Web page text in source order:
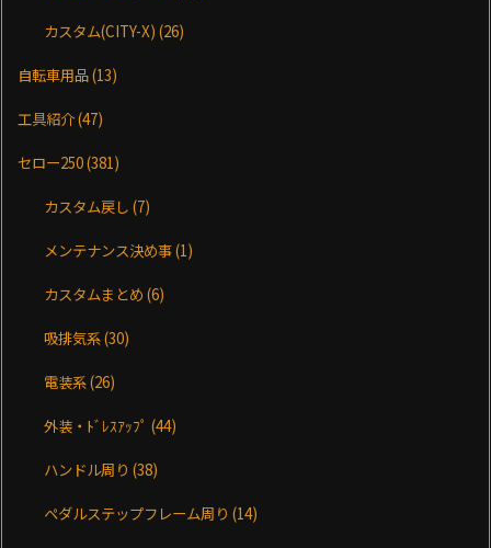
カスタム(CITY-X)(26)
自転車用品(13)
工具紹介(47)
セロー250(381)
カスタム戻し(7)
メンテナンス決め事(1)
カスタムまとめ(6)
吸排気系(30)
電装系(26)
外装・ﾄﾞﾚｽｱｯﾌﾟ(44)
ハンドル周り(38)
ペダルステップフレーム周り(14)